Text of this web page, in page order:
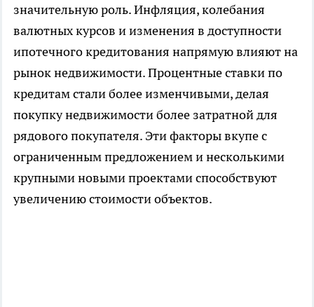
значительную роль. Инфляция, колебания
валютных курсов и изменения в доступности
ипотечного кредитования напрямую влияют на
рынок недвижимости. Процентные ставки по
кредитам стали более изменчивыми, делая
покупку недвижимости более затратной для
рядового покупателя. Эти факторы вкупе с
ограниченным предложением и несколькими
крупными новыми проектами способствуют
увеличению стоимости объектов.